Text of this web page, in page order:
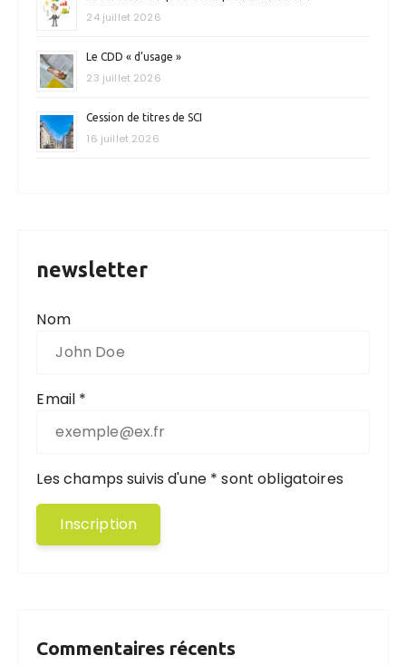
24 juillet 2026
Le CDD « d’usage »
23 juillet 2026
Cession de titres de SCI
16 juillet 2026
newsletter
Nom
Email *
Les champs suivis d'une * sont obligatoires
Commentaires récents